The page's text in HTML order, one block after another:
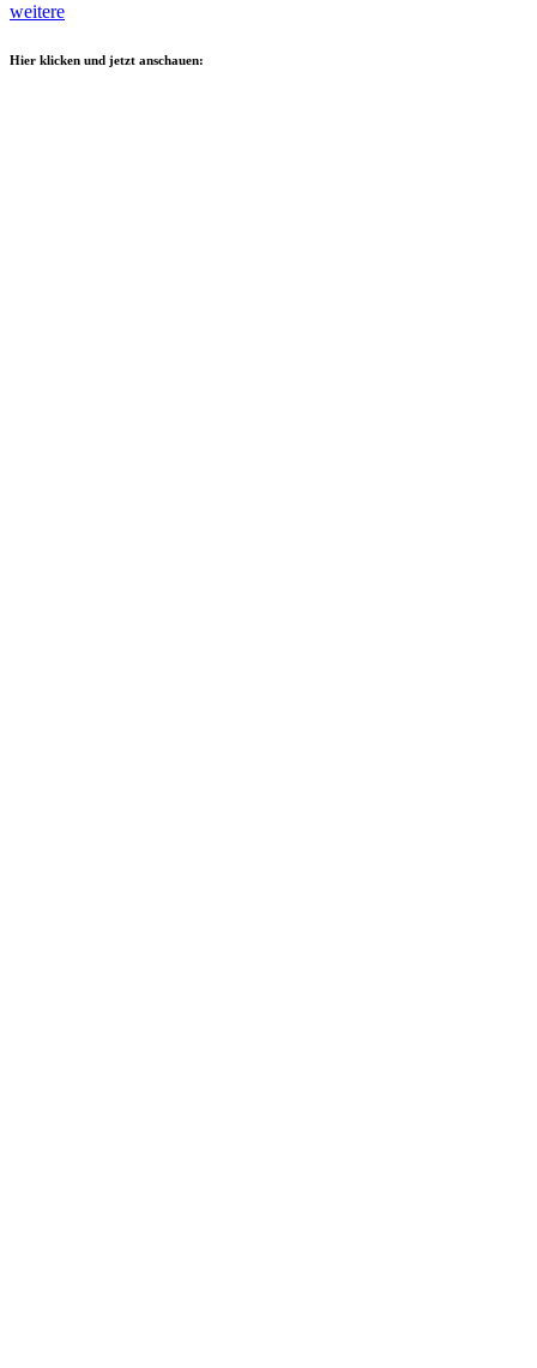
weitere
Hier klicken und jetzt anschauen: